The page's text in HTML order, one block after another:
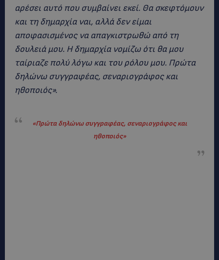
αρέσει αυτό που συμβαίνει εκεί. Θα σκεφτόμουν
και τη δημαρχία ναι, αλλά δεν είμαι
αποφασισμένος να απαγκιστρωθώ από τη
δουλειά μου. Η δημαρχία νομίζω ότι θα μου
ταίριαζε πολύ λόγω και του ρόλου μου. Πρώτα
δηλώνω συγγραφέας, σεναριογράφος και
ηθοποιός».
«Πρώτα δηλώνω συγγραφέας, σεναριογράφος και
ηθοποιός»